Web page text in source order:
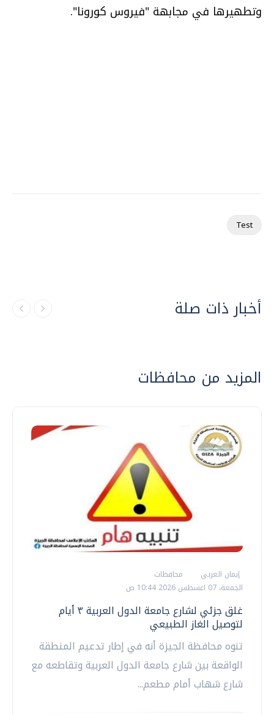
وتطهيرها في مجابهة "فيروس كورونا".
Test
أخبار ذات صلة
المزيد من محافظات
إيمان العربي
محافظات
الجمعة، 07 اغسطس 2026 10:44 ص
غلق جزئي لشارع جامعة الدول العربية ٣ أيام
لتوصيل الغاز الطبيعي
تنوه محافظة الجيزة أنه في إطار تدعيم المنطقة
الواقعة بين شارع جامعة الدول العربية وتقاطعه مع
شارع شهاب أمام مطعم...